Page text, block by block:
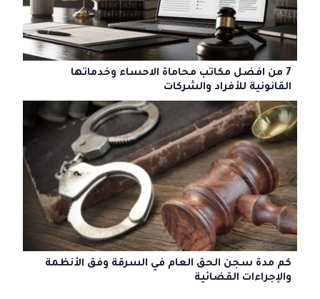
7 من افضل مكاتب محاماة الاحساء وخدماتها
القانونية للأفراد والشركات
كم مدة سجن الحق العام في السرقة وفق الأنظمة
والإجراءات القضائية